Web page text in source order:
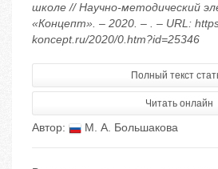
школе // Научно-методический
«Концепт». – 2020. – . – URL:
koncept.ru/2020/0.htm?id=25346
Полный текст
Читать онлайн
Автор: М. А. Большакова